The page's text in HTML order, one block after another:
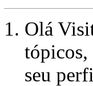
Olá
tópicos,
seu